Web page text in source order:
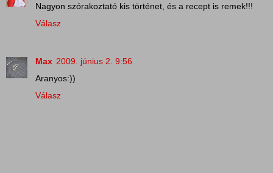
Nagyon szórakoztató kis történet, és a recept is remek!!!
Válasz
Max 2009. június 2. 9:56
Aranyos:))
Válasz